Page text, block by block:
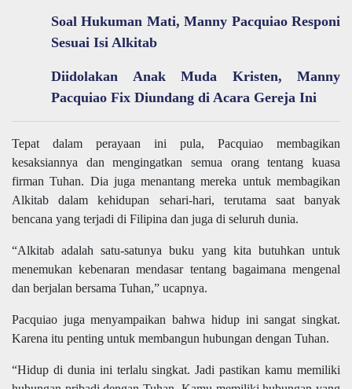
Soal Hukuman Mati, Manny Pacquiao Responi
Sesuai Isi Alkitab
Diidolakan Anak Muda Kristen, Manny
Pacquiao Fix Diundang di Acara Gereja Ini
Tepat dalam perayaan ini pula, Pacquiao membagikan
kesaksiannya dan mengingatkan semua orang tentang kuasa
firman Tuhan. Dia juga menantang mereka untuk membagikan
Alkitab dalam kehidupan sehari-hari, terutama saat banyak
bencana yang terjadi di Filipina dan juga di seluruh dunia.
“Alkitab adalah satu-satunya buku yang kita butuhkan untuk
menemukan kebenaran mendasar tentang bagaimana mengenal
dan berjalan bersama Tuhan,” ucapnya.
Pacquiao juga menyampaikan bahwa hidup ini sangat singkat.
Karena itu penting untuk membangun hubungan dengan Tuhan.
“Hidup di dunia ini terlalu singkat. Jadi pastikan kamu memiliki